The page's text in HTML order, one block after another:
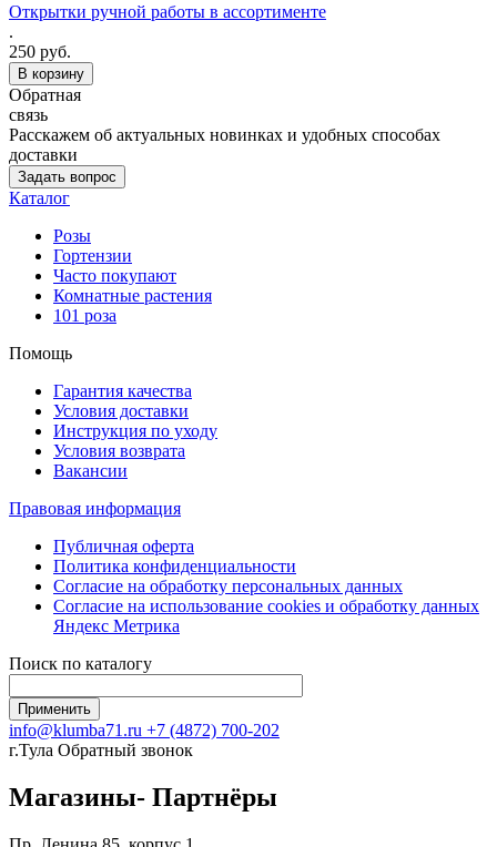
Открытки ручной работы в ассортименте
.
250 руб.
Обратная
связь
Расскажем об актуальных новинках и удобных способах
доставки
Задать вопрос
Каталог
Розы
Гортензии
Часто покупают
Комнатные растения
101 роза
Помощь
Гарантия качества
Условия доставки
Инструкция по уходу
Условия возврата
Вакансии
Правовая информация
Публичная оферта
Политика конфиденциальности
Согласие на обработку персональных данных
Согласие на использование сookies и обработку данных
Яндекс Метрика
Поиск по каталогу
info@klumba71.ru +7 (4872) 700-202
г.Тула Обратный звонок
Магазины- Партнёры